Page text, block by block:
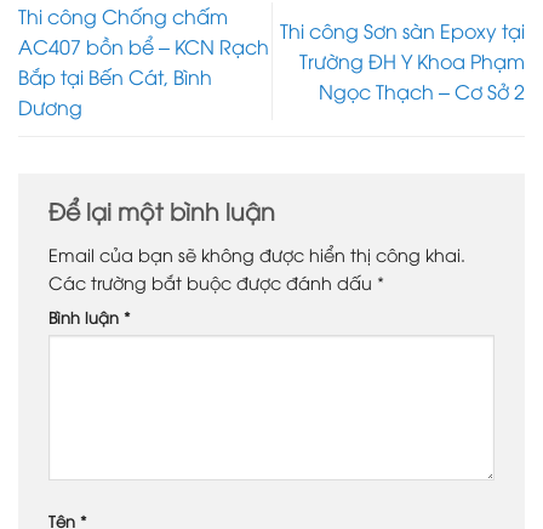
Thi công Chống chấm
AC407 bồn bể – KCN Rạch
Bắp tại Bến Cát, Bình
Dương
Thi công Sơn sàn Epoxy tại
Trường ĐH Y Khoa Phạm
Ngọc Thạch – Cơ Sở 2
Để lại một bình luận
Email của bạn sẽ không được hiển thị công khai.
Các trường bắt buộc được đánh dấu *
Bình luận *
Tên *